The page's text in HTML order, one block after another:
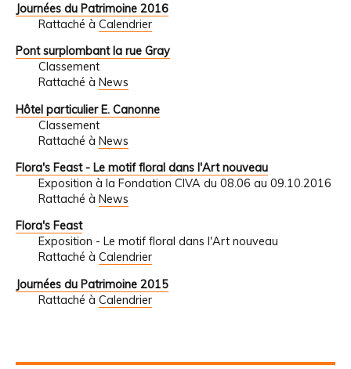
Journées du Patrimoine 2016
Rattaché à Calendrier
Pont surplombant la rue Gray
Classement
Rattaché à News
Hôtel particulier E. Canonne
Classement
Rattaché à News
Flora's Feast - Le motif floral dans l'Art nouveau
Exposition à la Fondation CIVA du 08.06 au 09.10.2016
Rattaché à News
Flora's Feast
Exposition - Le motif floral dans l'Art nouveau
Rattaché à Calendrier
Journées du Patrimoine 2015
Rattaché à Calendrier